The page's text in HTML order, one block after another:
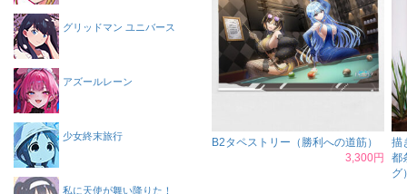
B2タペストリー（勝利への道筋）
3,300円
描
都
グ
グリッドマン ユニバース
アズールレーン
少女終末旅行
私に天使が舞い降りた！